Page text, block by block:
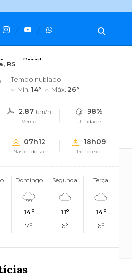
Brasil
RS
Tempo nublado
Mín. 14° Máx. 26°
2.87 km/h
Vento
98%
Umidade
07h12
Nascer do sol
18h09
Pôr do sol
Domingo
14°
7°
Segunda
11°
6°
Terça
14°
6°